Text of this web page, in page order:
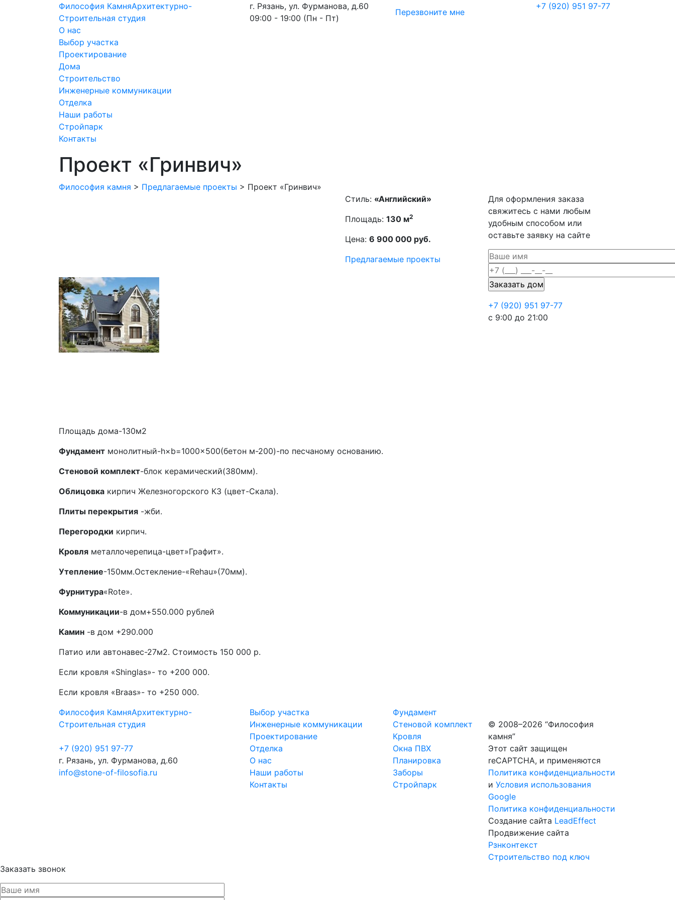
Философия КамняАрхитектурно-
Строительная студия
г. Рязань, ул. Фурманова, д.60
09:00 - 19:00 (Пн - Пт)
Перезвоните мне
+7 (920) 951 97-77
О нас
Выбор участка
Проектирование
Дома
Строительство
Инженерные коммуникации
Отделка
Наши работы
Стройпарк
Контакты
Проект «Гринвич»
Философия камня > Предлагаемые проекты > Проект «Гринвич»
Стиль: «Английский»
Площадь: 130 м2
Цена: 6 900 000 руб.
Предлагаемые проекты
Для оформления заказа
свяжитесь с нами любым
удобным способом или
оставьте заявку на сайте
+7 (920) 951 97-77
с 9:00 до 21:00
Площадь дома-130м2
Фундамент монолитный-h×b=1000×500(бетон м-200)-по песчаному основанию.
Стеновой комплект-блок керамический(380мм).
Облицовка кирпич Железногорского КЗ (цвет-Скала).
Плиты перекрытия -жби.
Перегородки кирпич.
Кровля металлочерепица-цвет»Графит».
Утепление-150мм.Остекление-«Rehau»(70мм).
Фурнитура«Rote».
Коммуникации-в дом+550.000 рублей
Камин -в дом +290.000
Патио или автонавес-27м2. Стоимость 150 000 р.
Если кровля «Shinglas»- то +200 000.
Если кровля «Braas»- то +250 000.
Философия КамняАрхитектурно-
Строительная студия
+7 (920) 951 97-77
г. Рязань, ул. Фурманова, д.60
info@stone-of-filosofia.ru
Выбор участка
Инженерные коммуникации
Проектирование
Отделка
О нас
Наши работы
Контакты
Фундамент
Стеновой комплект
Кровля
Окна ПВХ
Планировка
Заборы
Стройпарк
© 2008–2026 “Философия
камня”
Этот сайт защищен
reCAPTCHA, и применяются
Политика конфиденциальности
и Условия использования
Google
Политика конфиденциальности
Создание сайта LeadEffect
Продвижение сайта
Рзнконтекст
Строительство под ключ
Заказать звонок